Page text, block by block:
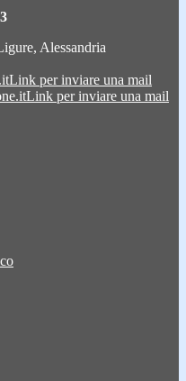
Alessandria
Link per inviare una mail
Link per inviare una mail